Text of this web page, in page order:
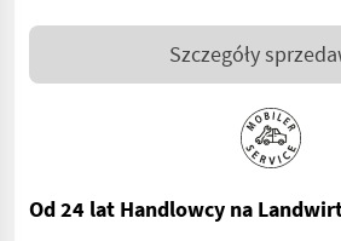
Szczegóły
Od 24 lat Handlowcy na